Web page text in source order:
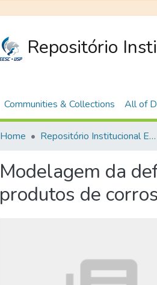
Repositório
Communities & Collections All of
Home Repositório Institucional EESC
Modelagem da
produtos de